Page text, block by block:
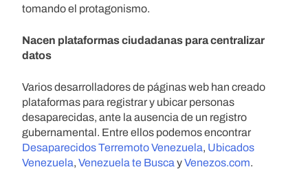
tomando el protagonismo.
Nacen plataformas ciudadanas para centralizar
datos
Varios desarrolladores de páginas web han creado
plataformas para registrar y ubicar personas
desaparecidas, ante la ausencia de un registro
gubernamental. Entre ellos podemos encontrar
Desaparecidos Terremoto Venezuela, Ubicados
Venezuela, Venezuela te Busca yVenezos.com.